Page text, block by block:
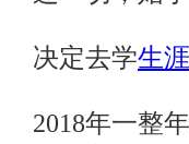
决定去学生
2018年一整